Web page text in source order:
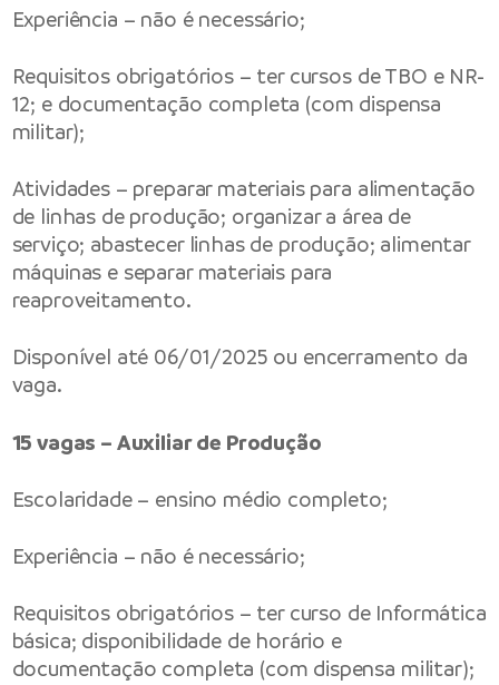
Experiência – não é necessário;
Requisitos obrigatórios – ter cursos de TBO e NR-
12; e documentação completa (com dispensa
militar);
Atividades – preparar materiais para alimentação
de linhas de produção; organizar a área de
serviço; abastecer linhas de produção; alimentar
máquinas e separar materiais para
reaproveitamento.
Disponível até 06/01/2025 ou encerramento da
vaga.
15 vagas – Auxiliar de Produção
Escolaridade – ensino médio completo;
Experiência – não é necessário;
Requisitos obrigatórios – ter curso de Informática
básica; disponibilidade de horário e
documentação completa (com dispensa militar);